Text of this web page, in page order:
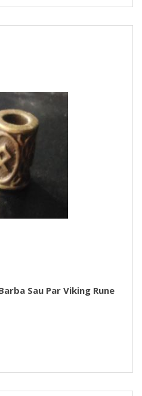
Sau Par Viking Rune